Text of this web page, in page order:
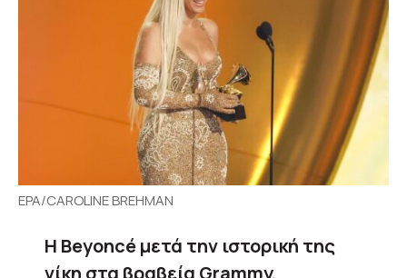
EPA/CAROLINE BREHMAN
Η Beyoncé μετά την ιστορική της
νίκη στα βραβεία Grammy,